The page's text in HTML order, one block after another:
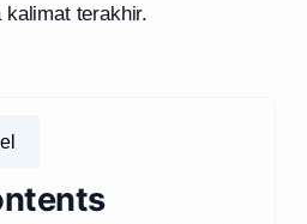
kalimat terakhir.